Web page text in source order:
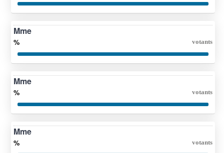
Mme
% votants
Mme
% votants
Mme
% votants